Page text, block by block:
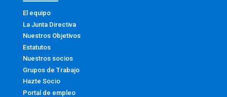
El equipo
La Junta Directiva
Nuestros Objetivos
Estatutos
Nuestros socios
Grupos de Trabajo
Hazte Socio
Portal de empleo